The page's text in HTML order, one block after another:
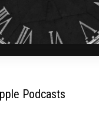
Podcasts